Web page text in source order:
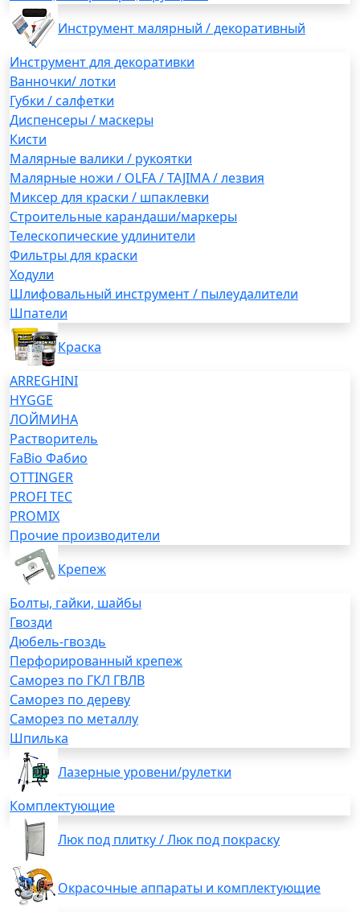
Инструмент малярный / декоративный
Инструмент для декоративки
Ванночки/ лотки
Губки / салфетки
Диспенсеры / маскеры
Кисти
Малярные валики / рукоятки
Малярные ножи / OLFA / TAJIMA / лезвия
Миксер для краски / шпаклевки
Строительные карандаши/маркеры
Телескопические удлинители
Фильтры для краски
Ходули
Шлифовальный инструмент / пылеудалители
Шпатели
Краска
ARREGHINI
HYGGE
ЛОЙМИНА
Растворитель
FaBio Фабио
OTTINGER
PROFI TEC
PROMIX
Прочие производители
Крепеж
Болты, гайки, шайбы
Гвозди
Дюбель-гвоздь
Перфорированный крепеж
Саморез по ГКЛ ГВЛВ
Саморез по дереву
Саморез по металлу
Шпилька
Лазерные уровени/рулетки
Комплектующие
Люк под плитку / Люк под покраску
Окрасочные аппараты и комплектующие